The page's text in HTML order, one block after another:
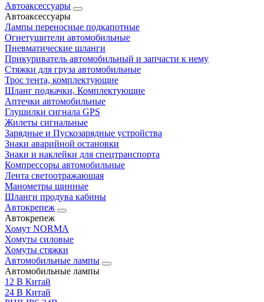
Автоаксессуары
Автоаксессуары
Лампы переносные подкапотные
Огнетушители автомобильные
Пневматические шланги
Прикуриватель автомобильный и запчасти к нему
Стяжки для груза автомобильные
Трос тента, комплектующие
Шланг подкачки, Комплектующие
Аптечки автомобильные
Глушилки сигнала GPS
Жилеты сигнальные
Зарядные и Пускозарядные устройства
Знаки аварийной остановки
Знаки и наклейки для спецтранспорта
Компрессоры автомобильные
Лента светоотражающая
Манометры шинные
Шланги продува кабины
Автокрепеж
Автокрепеж
Хомут NORMA
Хомуты силовые
Хомуты стяжки
Автомобильные лампы
Автомобильные лампы
12 В Китай
24 В Китай